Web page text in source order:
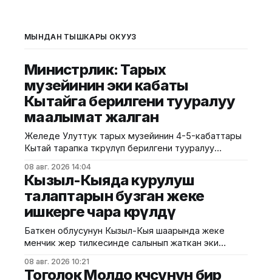
МЫНДАН ТЫШКАРЫ ОКУҢУЗ
Министрлик: Тарых
музейинин эки кабаты
Кытайга берилгени тууралуу
маалымат жалган
Желеде Улуттук тарых музейинин 4-5-кабаттары
Кытай тарапка өткөрүлүп берилгени тууралуу
Маданият, маалымат жана жаштар саясаты
министрлиги билдирди. Министрликтин
маалыматына караганда, музейдин эч бир бөлүгү
чет өлкөлүк мекемелерге менчикке, ижарага же
туруктуу пайдаланууга берилген эмес.
Белгилегендей, “Гармония сулуулукту жаратат:
Байыркы Кытай цивилизациясынын көркөм өнөр
08 авг. 2026 14:04
Кызыл-Кыяда курулуш
талаптарын бузган жеке
ишкерге чара көрүлдү
Баткен облусунун Кызыл-Кыя шаарында жеке
менчик жер тилкесинде салынып жаткан эки
бузуулар аныкталды. Бул тууралуу Курулуш,
08 авг. 2026 10:21
Тоголок Молдо көчөсүнүн бир